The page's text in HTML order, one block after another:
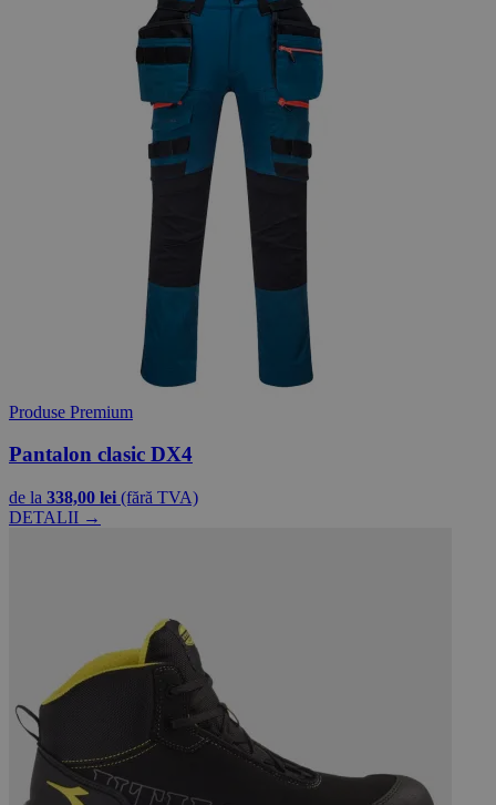
Produse Premium
Pantalon clasic DX4
de la 338,00 lei (fără TVA)
DETALII →